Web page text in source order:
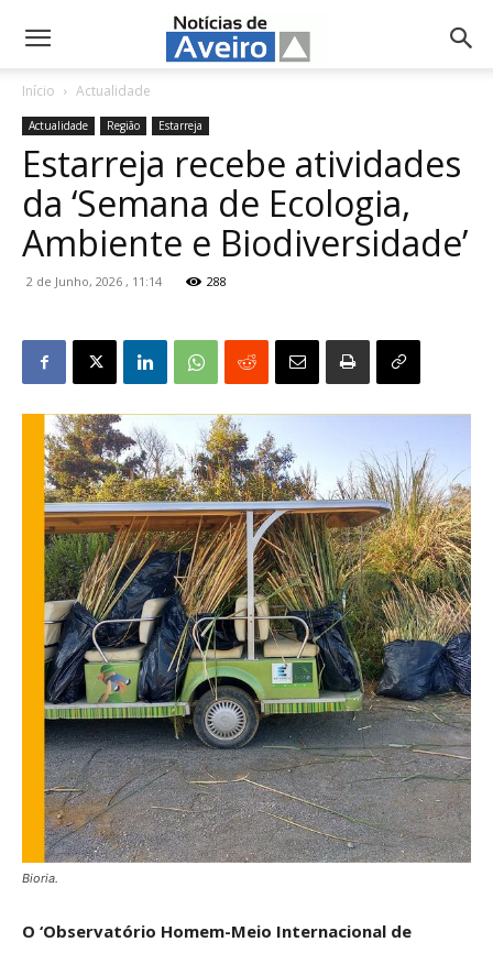
NotíciasdeAveiro.pt
Início Actualidade
Actualidade Região Estarreja
Estarreja recebe atividades
da ‘Semana de Ecologia,
Ambiente e Biodiversidade’
2 de Junho, 2026 , 11:14 288
Bioria.
O ‘Observatório Homem-Meio Internacional de